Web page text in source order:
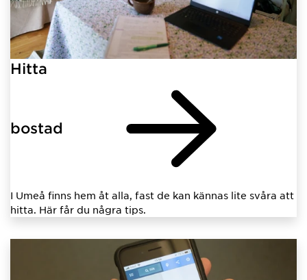
Hitta
bostad
I Umeå finns hem åt alla, fast de kan kännas lite svåra att
hitta. Här får du några tips.